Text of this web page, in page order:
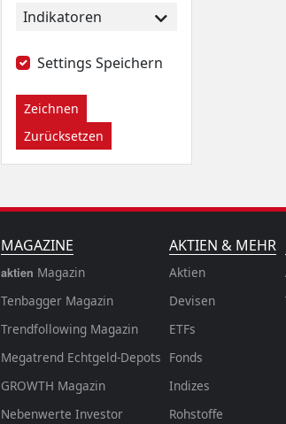
Indikatoren
Settings Speichern
Zeichnen
Zurücksetzen
MAGAZINE
aktien Magazin
Tenbagger Magazin
Trendfollowing Magazin
Megatrend Echtgeld-Depots
GROWTH Magazin
Nebenwerte Investor
AKTIEN & MEHR
Aktien
Devisen
ETFs
Fonds
Indizes
Rohstoffe